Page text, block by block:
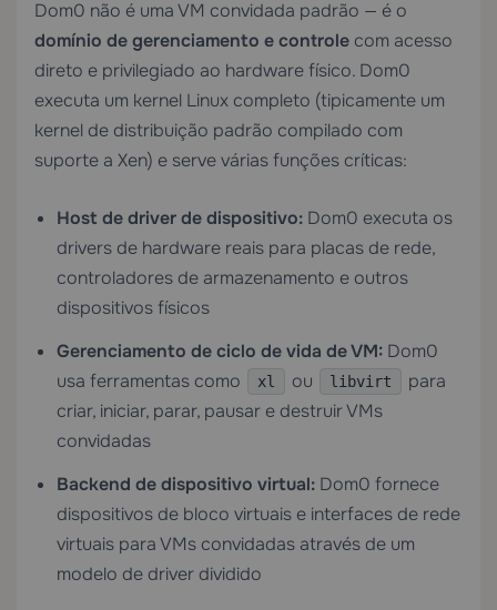
Dom0 não é uma VM convidada padrão — é o
domínio de gerenciamento e controle com acesso
direto e privilegiado ao hardware físico. Dom0
executa um kernel Linux completo (tipicamente um
kernel de distribuição padrão compilado com
suporte a Xen) e serve várias funções críticas:
Host de driver de dispositivo: Dom0 executa os
drivers de hardware reais para placas de rede,
controladores de armazenamento e outros
dispositivos físicos
Gerenciamento de ciclo de vida de VM: Dom0
usa ferramentas como
xl ou libvirt
para
criar, iniciar, parar, pausar e destruir VMs
convidadas
Backend de dispositivo virtual: Dom0 fornece
dispositivos de bloco virtuais e interfaces de rede
virtuais para VMs convidadas através de um
modelo de driver dividido